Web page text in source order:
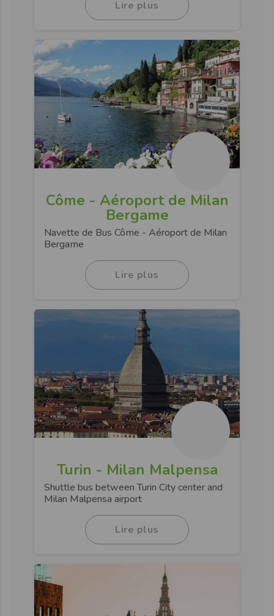
Lire plus
Côme - Aéroport de Milan
Bergame
Navette de Bus Côme - Aéroport de Milan
Bergame
Lire plus
Turin - Milan Malpensa
Shuttle bus between Turin City center and
Milan Malpensa airport
Lire plus